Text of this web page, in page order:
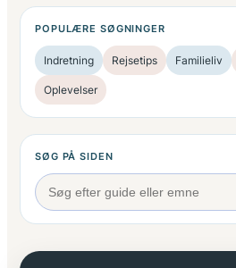
POPULÆRE SØGNINGER
Indretning Rejsetips Familieliv
Oplevelser
SØG PÅ SIDEN